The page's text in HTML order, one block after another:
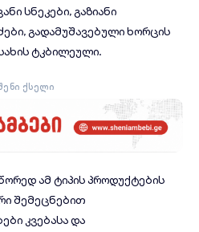
სნეკები, გაზიანი
გადამუშავებული ხორცის
ტკბილეული.
ქსელი
ამ ტიპის პროდუქტების
შემეცნებით
კვებასა და